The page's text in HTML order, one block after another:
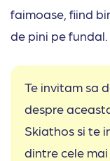
faimoase, fiind
de pini pe fundal.
Te invitam sa
despre
Skiathos si te
dintre cele